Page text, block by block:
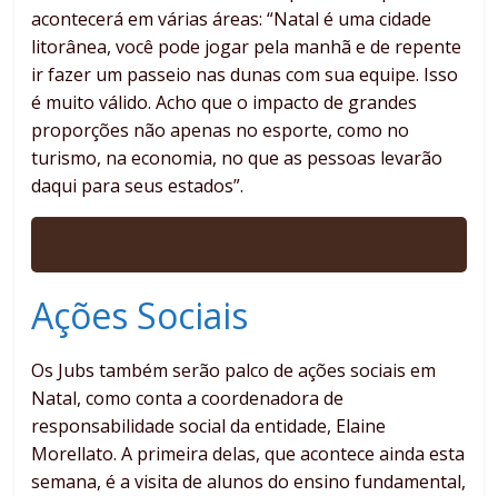
acontecerá em várias áreas: “Natal é uma cidade
litorânea, você pode jogar pela manhã e de repente
ir fazer um passeio nas dunas com sua equipe. Isso
é muito válido. Acho que o impacto de grandes
proporções não apenas no esporte, como no
turismo, na economia, no que as pessoas levarão
daqui para seus estados”.
Ações Sociais
Os Jubs também serão palco de ações sociais em
Natal, como conta a coordenadora de
responsabilidade social da entidade, Elaine
Morellato. A primeira delas, que acontece ainda esta
semana, é a visita de alunos do ensino fundamental,